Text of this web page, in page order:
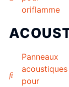
oriflamme
Panneaux
acoustiques
pour